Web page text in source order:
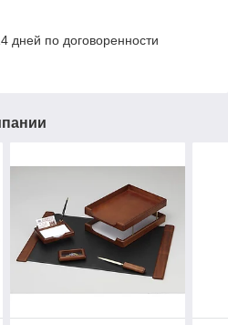
дней по договоренности